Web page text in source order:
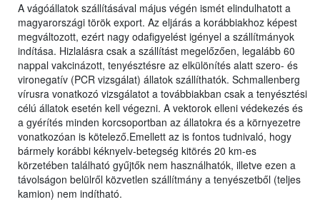
A vágóállatok szállításával május végén ismét elindulhatott a
magyarországi török export. Az eljárás a korábbiakhoz képest
megváltozott, ezért nagy odafigyelést igényel a szállítmányok
indítása. Hizlalásra csak a szállítást megelőzően, legalább 60
nappal vakcinázott, tenyésztésre az elkülönítés alatt szero- és
vironegatív (PCR vizsgálat) állatok szállíthatók. Schmallenberg
vírusra vonatkozó vizsgálatot a továbbiakban csak a tenyésztési
célú állatok esetén kell végezni. A vektorok elleni védekezés és
a gyérítés minden korcsoportban az állatokra és a környezetre
vonatkozóan is kötelező.Emellett az is fontos tudnivaló, hogy
bármely korábbi kéknyelv-betegség kitörés 20 km-es
körzetében található gyűjtők nem használhatók, illetve ezen a
távolságon belülről közvetlen szállítmány a tenyészetből (teljes
kamion) nem indítható.